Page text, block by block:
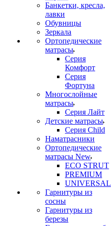
Банкетки, кресла,
лавки
Обувницы
Зеркала
Ортопедические
матрасы
Серия
Комфорт
Серия
Фортуна
Многослойные
матрасы
Серия Лайт
Детские матрасы
Серия Child
Наматрасники
Ортопедические
матрасы New
ECO STRUT
PREMIUM
UNIVERSAL
Гарнитуры из
сосны
Гарнитуры из
березы